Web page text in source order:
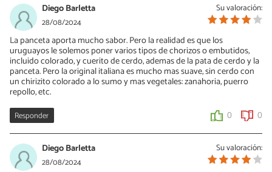
Su valoración:
Diego Barletta
28/08/2024
La panceta aporta mucho sabor. Pero la realidad es que los
uruguayos le solemos poner varios tipos de chorizos o embutidos,
incluido colorado, y cuerito de cerdo, ademas de la pata de cerdo y la
panceta. Pero la original italiana es mucho mas suave, sin cerdo con
un chirizito colorado a lo sumo y mas vegetales: zanahoria, puerro
repollo, etc.
Responder 0 0
Su valoración:
Diego Barletta
28/08/2024